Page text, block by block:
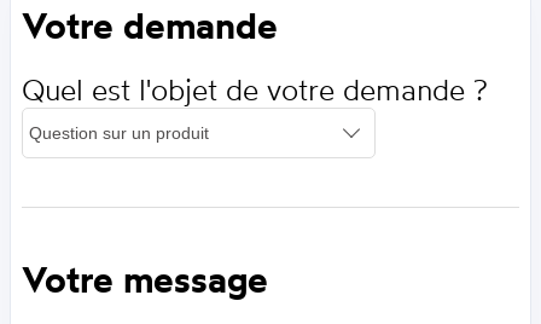
Votre demande
Quel est l'objet de votre demande ?
Votre message